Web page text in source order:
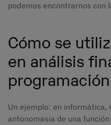
podemos encontrarnos con
Cómo se
en análisis
programación
Un ejemplo: en informática,
antonomasia de una